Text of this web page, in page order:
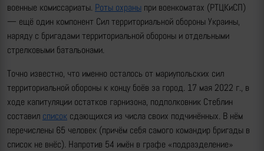
военные комиссариаты. Роты охраны при военкоматах (РТЦКиСП)
— ещё один компонент Сил территориальной обороны Украины,
наряду с бригадами территориальной обороны и отдельными
стрелковыми батальонами.
Точно известно, что именно осталось от мариупольских сил
территориальной обороны к концу боёв за город. 17 мая 2022 г., в
ходе капитуляции остатков гарнизона, подполковник Стеблин
составил список сдающихся из числа своих подчинённых. В нём
перечислены 65 человек (причём себя самого командир бригады в
список не внёс). Напротив 54 имён в графе «подразделение»